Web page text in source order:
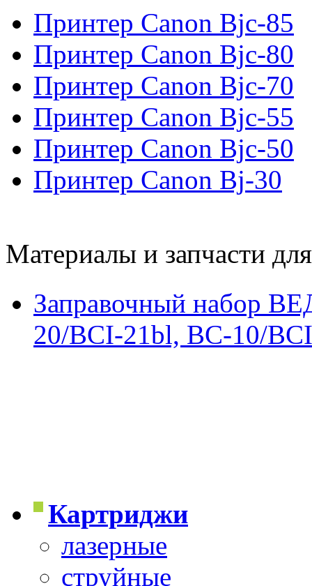
Принтер Canon Bjc-85
Принтер Canon Bjc-80
Принтер Canon Bjc-70
Принтер Canon Bjc-55
Принтер Canon Bjc-50
Принтер Canon Bj-30
Материалы и запчасти
Заправочный набор
20/BCI-21bl, BC-10/
Картриджи
лазерные
струйные